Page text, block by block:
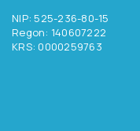
NIP: 525-236-80-15
Regon: 140607222
KRS: 0000259763